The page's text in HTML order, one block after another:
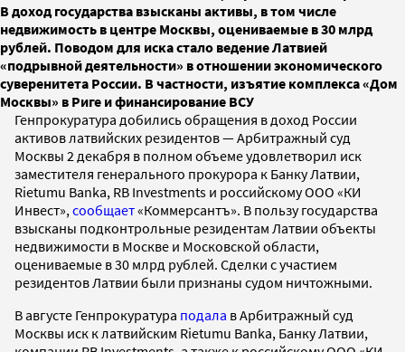
В доход государства взысканы активы, в том числе
недвижимость в центре Москвы, оцениваемые в 30 млрд
рублей. Поводом для иска стало ведение Латвией
«подрывной деятельности» в отношении экономического
суверенитета России. В частности, изъятие комплекса «Дом
Москвы» в Риге и финансирование ВСУ
Генпрокуратура добились обращения в доход России
активов латвийских резидентов — Арбитражный суд
Москвы 2 декабря в полном объеме удовлетворил иск
заместителя генерального прокурора к Банку Латвии,
Rietumu Banka, RB Investments и российскому ООО «КИ
Инвест», сообщает«Коммерсантъ». В пользу государства
взысканы подконтрольные резидентам Латвии объекты
недвижимости в Москве и Московской области,
оцениваемые в 30 млрд рублей. Сделки с участием
резидентов Латвии были признаны судом ничтожными.
В августе Генпрокуратура подала в Арбитражный суд
Москвы иск к латвийским Rietumu Banka, Банку Латвии,